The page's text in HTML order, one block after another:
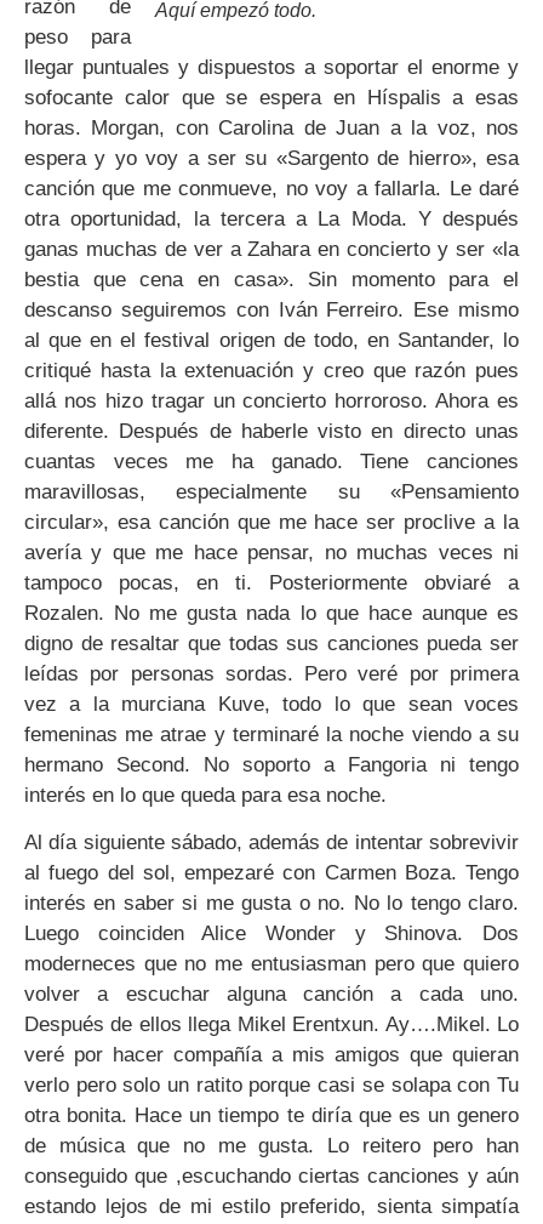
Aquí empezó todo.
razón de
peso para
llegar puntuales y dispuestos a soportar el enorme y
sofocante calor que se espera en Híspalis a esas
horas. Morgan, con Carolina de Juan a la voz, nos
espera y yo voy a ser su «Sargento de hierro», esa
canción que me conmueve, no voy a fallarla. Le daré
otra oportunidad, la tercera a La Moda. Y después
ganas muchas de ver a Zahara en concierto y ser «la
bestia que cena en casa». Sin momento para el
descanso seguiremos con Iván Ferreiro. Ese mismo
al que en el festival origen de todo, en Santander, lo
critiqué hasta la extenuación y creo que razón pues
allá nos hizo tragar un concierto horroroso. Ahora es
diferente. Después de haberle visto en directo unas
cuantas veces me ha ganado. Tiene canciones
maravillosas, especialmente su «Pensamiento
circular», esa canción que me hace ser proclive a la
avería y que me hace pensar, no muchas veces ni
tampoco pocas, en ti. Posteriormente obviaré a
Rozalen. No me gusta nada lo que hace aunque es
digno de resaltar que todas sus canciones pueda ser
leídas por personas sordas. Pero veré por primera
vez a la murciana Kuve, todo lo que sean voces
femeninas me atrae y terminaré la noche viendo a su
hermano Second. No soporto a Fangoria ni tengo
interés en lo que queda para esa noche.
Al día siguiente sábado, además de intentar sobrevivir
al fuego del sol, empezaré con Carmen Boza. Tengo
interés en saber si me gusta o no. No lo tengo claro.
Luego coinciden Alice Wonder y Shinova. Dos
moderneces que no me entusiasman pero que quiero
volver a escuchar alguna canción a cada uno.
Después de ellos llega Mikel Erentxun. Ay….Mikel. Lo
veré por hacer compañía a mis amigos que quieran
verlo pero solo un ratito porque casi se solapa con Tu
otra bonita. Hace un tiempo te diría que es un genero
de música que no me gusta. Lo reitero pero han
conseguido que ,escuchando ciertas canciones y aún
estando lejos de mi estilo preferido, sienta simpatía